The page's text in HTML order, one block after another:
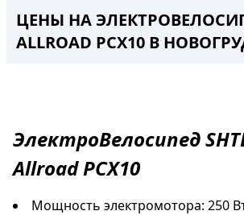
ЦЕНЫ НА
ALLROAD PCX10 В
ЭлектроВелосипед
Allroad PCX10
Мощность электромотора: 250